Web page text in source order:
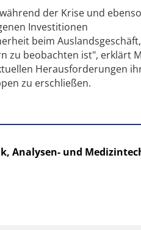
der Krise und
Investitionen
beim
zu beobachten ist", erklärt
Herausforderungen
zu erschließen.
Analysen- und